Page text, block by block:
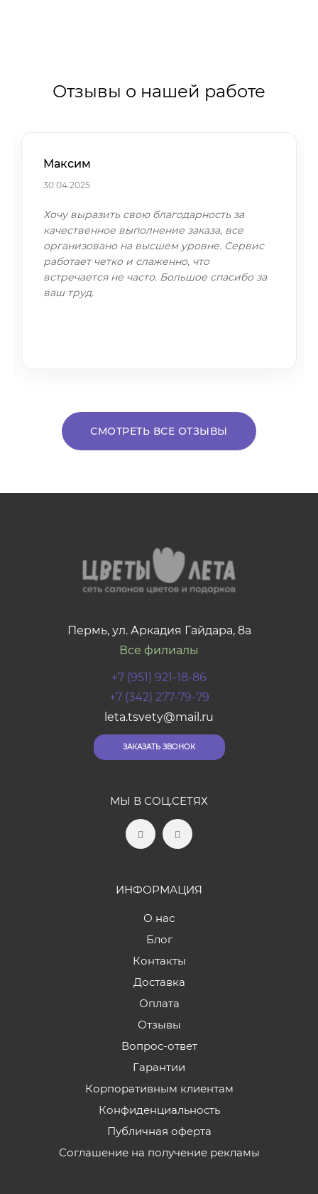
Отзывы о нашей работе
Максим
30.04.2025
Хочу выразить свою благодарность за
качественное выполнение заказа, все
организовано на высшем уровне. Сервис
работает четко и слаженно, что
встречается не часто. Большое спасибо за
ваш труд.
СМОТРЕТЬ ВСЕ ОТЗЫВЫ
Пермь, ул. Аркадия Гайдара, 8а
Все филиалы
+7 (951) 921-18-86
+7 (342) 277-79-79
leta.tsvety@mail.ru
ЗАКАЗАТЬ ЗВОНОК
МЫ В СОЦ.СЕТЯХ
ИНФОРМАЦИЯ
О нас
Блог
Контакты
Доставка
Оплата
Отзывы
Вопрос-ответ
Гарантии
Корпоративным клиентам
Конфиденциальность
Публичная оферта
Соглашение на получение рекламы